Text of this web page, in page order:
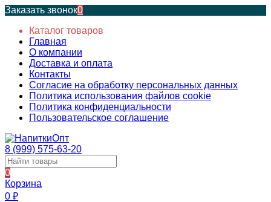
Заказать звонок0
Каталог товаров
Главная
О компании
Доставка и оплата
Контакты
Согласие на обработку персональных данных
Политика использования файлов cookie
Политика конфиденциальности
Пользовательское соглашение
8 (999) 575-63-20
0
Корзина
0 ₽